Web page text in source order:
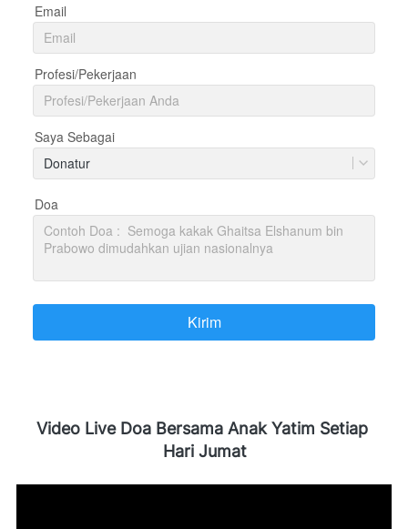
Email
Profesi/Pekerjaan
Saya Sebagai
Donatur
Doa
`Kirim
Video Live Doa Bersama Anak Yatim Setiap
Hari Jumat